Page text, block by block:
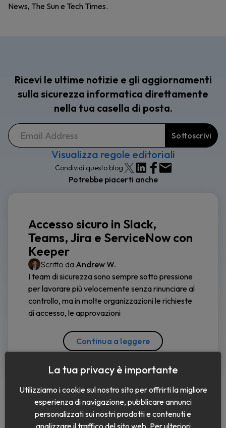
News, The Sun e Tech Times.
Ricevi le ultime notizie e gli aggiornamenti
sulla sicurezza informatica direttamente
nella tua casella di posta.
Visualizza regole editoriali
Condividi questo blog
Potrebbe piacerti anche
Accesso sicuro in Slack,
Teams, Jira e ServiceNow con
Keeper
Scritto da Andrew W.
I team di sicurezza sono sempre sotto pressione
per lavorare più velocemente senza rinunciare al
controllo, ma in molte organizzazioni le richieste
di accesso, le approvazioni
Continua a leggere
La tua privacy è importante
Utilizziamo i cookie sul nostro sito per offrirti la migliore
esperienza di navigazione, pubblicare annunci
personalizzati sui nostri prodotti e contenuti e
analizzare il traffico del sito web. Per ulteriori